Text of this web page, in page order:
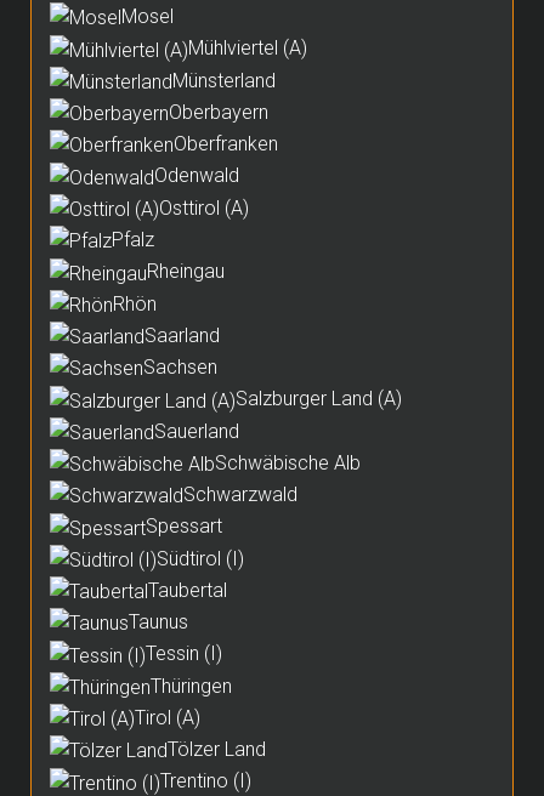
Mosel
Mühlviertel (A)
Münsterland
Oberbayern
Oberfranken
Odenwald
Osttirol (A)
Pfalz
Rheingau
Rhön
Saarland
Sachsen
Salzburger Land (A)
Sauerland
Schwäbische Alb
Schwarzwald
Spessart
Südtirol (I)
Taubertal
Taunus
Tessin (I)
Thüringen
Tirol (A)
Tölzer Land
Trentino (I)